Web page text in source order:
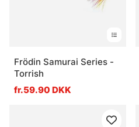
Frödin Samurai Series -
Torrish
fr.59.90 DKK